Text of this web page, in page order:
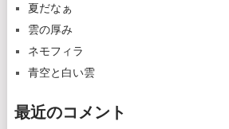
夏だなぁ
雲の厚み
ネモフィラ
青空と白い雲
最近のコメント